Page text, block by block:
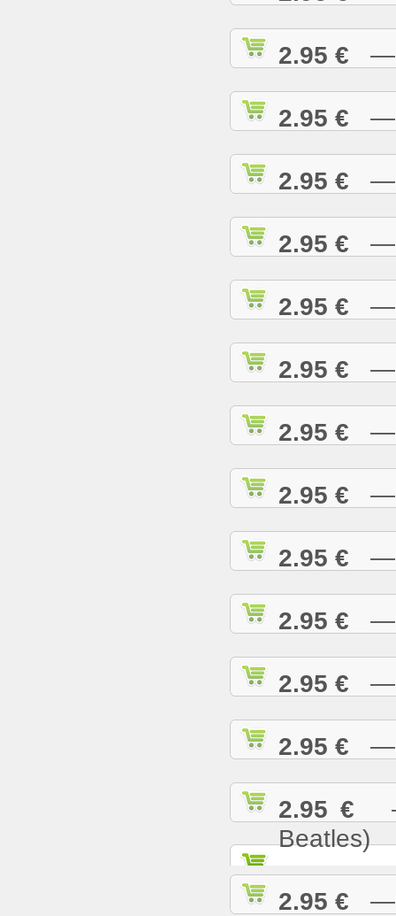
2.95 € —
2.95 € —
2.95 € —
2.95 € —
2.95 € —
2.95 € —
2.95 € —
2.95 € —
2.95 € —
2.95 € —
2.95 € —
2.95 € —
2.95 € —
Beatles)
2.95 € —